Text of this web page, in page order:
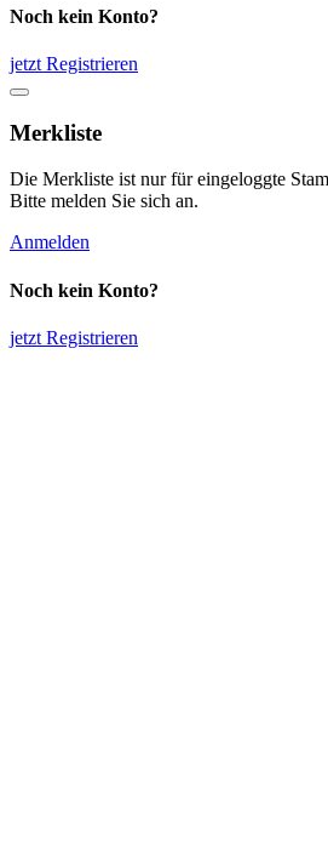
Noch kein Konto?
jetzt Registrieren
Merkliste
Die Merkliste ist nur für eingeloggte
Bitte melden Sie sich an.
Anmelden
Noch kein Konto?
jetzt Registrieren